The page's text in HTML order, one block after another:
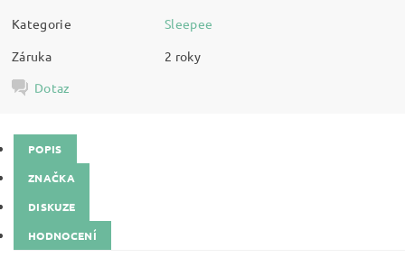
Kategorie
Sleepee
Záruka
2 roky
Dotaz
POPIS
ZNAČKA
DISKUZE
HODNOCENÍ